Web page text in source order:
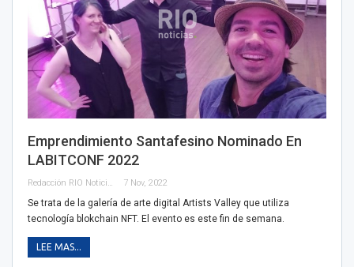
Emprendimiento Santafesino Nominado En
LABITCONF 2022
7 Nov, 2022
Se trata de la galería de arte digital Artists Valley que utiliza
tecnología blokchain NFT. El evento es este fin de semana.
LEE MAS...